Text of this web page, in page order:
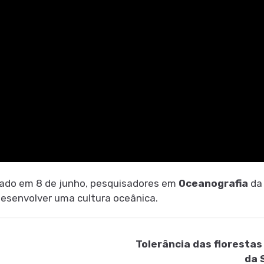
em 8 de junho, pesquisadores em Oceanografia da
uma cultura oceânica.
Tolerância das
da